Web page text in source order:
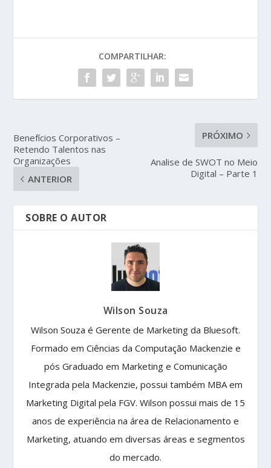
COMPARTILHAR:
Benefícios Corporativos –
Retendo Talentos nas
Organizações
ANTERIOR
PRÓXIMO
Analise de SWOT no Meio
Digital – Parte 1
SOBRE O AUTOR
Wilson Souza
Wilson Souza é Gerente de Marketing da Bluesoft.
Formado em Ciências da Computação Mackenzie e
pós Graduado em Marketing e Comunicação
Integrada pela Mackenzie, possui também MBA em
Marketing Digital pela FGV. Wilson possui mais de 15
anos de experiência na área de Relacionamento e
Marketing, atuando em diversas áreas e segmentos
do mercado.